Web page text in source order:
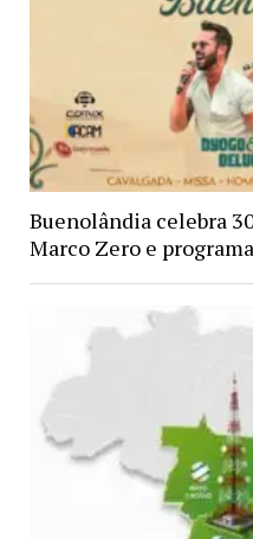
Buenolândia celebra
Marco Zero e